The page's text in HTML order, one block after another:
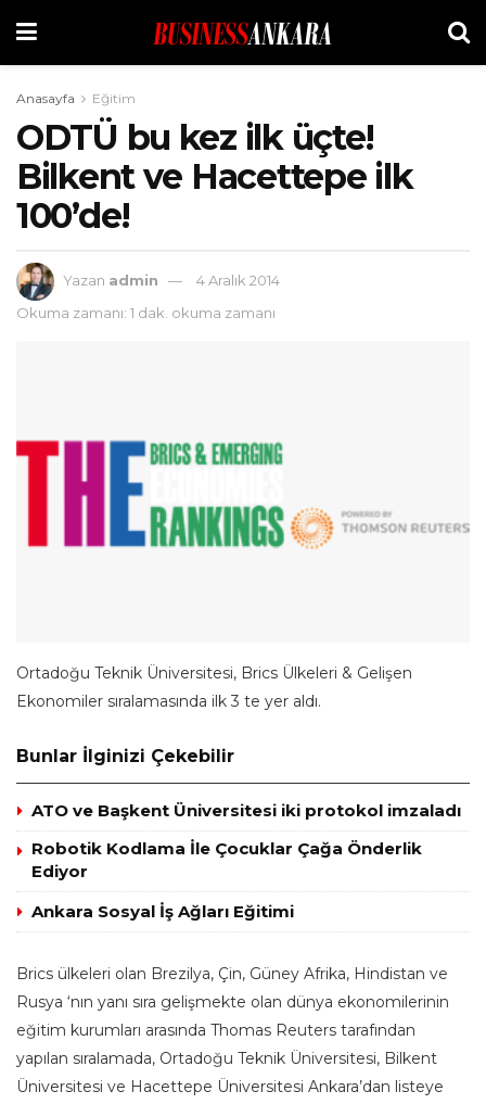
Anasayfa Eğitim
ODTÜ bu kez ilk üçte!
Bilkent ve Hacettepe ilk
100’de!
Yazan admin
4 Aralık 2014
Okuma zamanı: 1 dak. okuma zamanı
Ortadoğu Teknik Üniversitesi, Brics Ülkeleri & Gelişen
Ekonomiler sıralamasında ilk 3 te yer aldı.
Bunlar İlginizi Çekebilir
ATO ve Başkent Üniversitesi iki protokol imzaladı
Robotik Kodlama İle Çocuklar Çağa Önderlik
Ediyor
Ankara Sosyal İş Ağları Eğitimi
Brics ülkeleri olan Brezilya, Çin, Güney Afrika, Hindistan ve
Rusya ‘nın yanı sıra gelişmekte olan dünya ekonomilerinin
eğitim kurumları arasında Thomas Reuters tarafından
yapılan sıralamada, Ortadoğu Teknik Üniversitesi, Bilkent
Üniversitesi ve Hacettepe Üniversitesi Ankara’dan listeye